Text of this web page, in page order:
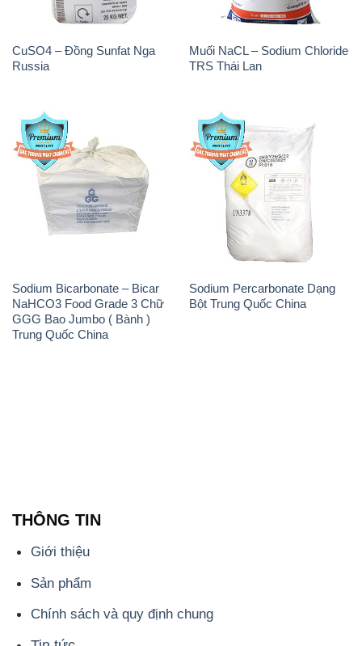
Sodium Bicarbonate – Bicar
NaHCO3 Food Grade 3 Chữ
GGG Bao Jumbo ( Bành )
Trung Quốc China
Sodium Percarbonate Dạng
Bột Trung Quốc China
Chính sách và quy định chung
Tin tức
Liên hệ